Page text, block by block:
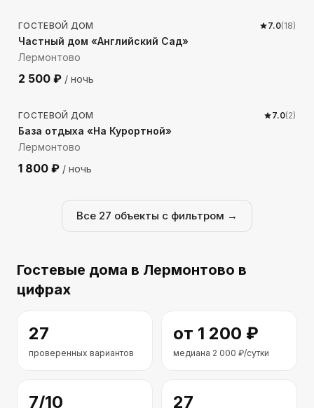
ГОСТЕВОЙ ДОМ 7.0(18)
Частный дом «Английский Сад»
Лермонтово
2 500 ₽ / ночь
157м до моря
ГОСТЕВОЙ ДОМ 7.0(2)
База отдыха «На Курортной»
Лермонтово
1 800 ₽ / ночь
Все 27 объекты с фильтром →
Гостевые дома в Лермонтово в
цифрах
27
проверенных вариантов
от 1 200 ₽
медиана 2 000 ₽/сутки
7/10 27